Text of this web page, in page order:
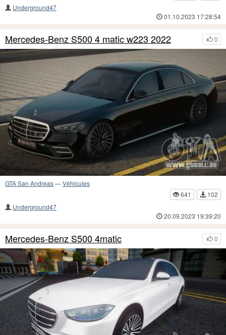
Underground47
01.10.2023 17:28:54
0
Mercedes-Benz S500 4 matic w223 2022
GTA San Andreas—Véhicules
641
102
Underground47
20.09.2023 19:39:20
0
Mercedes-Benz S500 4matic